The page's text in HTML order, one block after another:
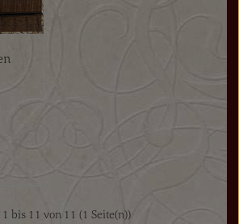
1 bis 11 von 11 (1 Seite(n))